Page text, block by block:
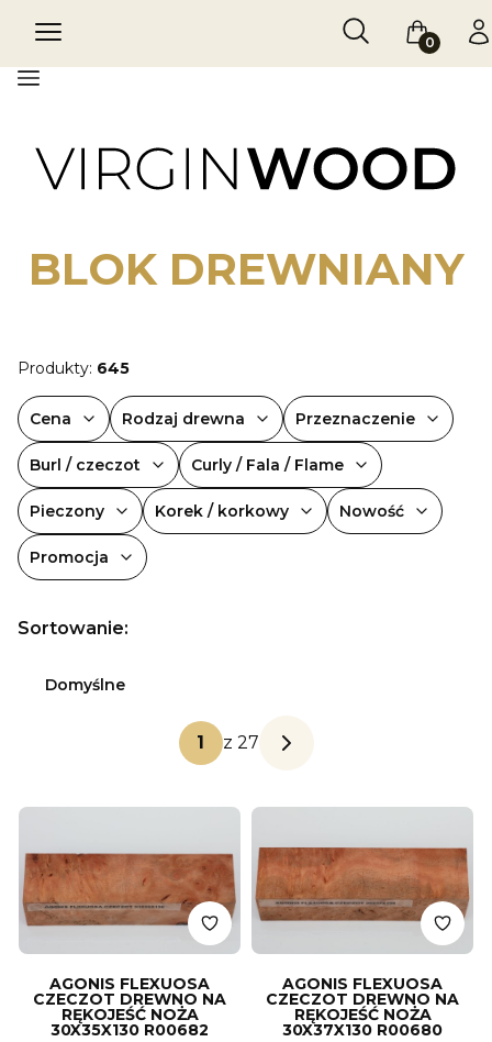
Menu Otwórz
Szukaj Koszyk
Menu
BLOK DREWNIANY
Produkty: 645
Cena Rodzaj drewna Przeznaczenie
Burl / czeczot Curly / Fala / Flame
Pieczony Korek / korkowy Nowość
Promocja
Lista produktów
Sortowanie:
Domyślne
z 27 Następne produkty
AGONIS FLEXUOSA
CZECZOT DREWNO NA
RĘKOJEŚĆ NOŻA
30X35X130 R00682
AGONIS FLEXUOSA
CZECZOT DREWNO NA
RĘKOJEŚĆ NOŻA
30X37X130 R00680